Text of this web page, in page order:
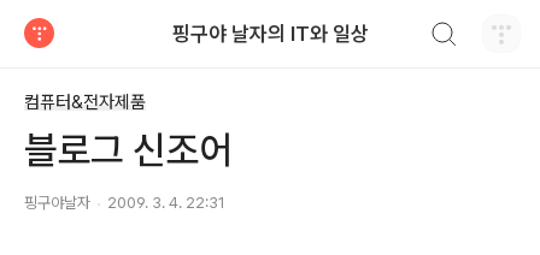
핑구야 날자의 IT와 일상
컴퓨터&전자제품
블로그 신조어
핑구야날자 2009. 3. 4. 22:31